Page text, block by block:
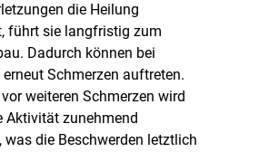
die Heilung
führt sie langfristig zum
Dadurch können bei
erneut Schmerzen auftreten.
weiteren Schmerzen wird
Aktivität zunehmend
was die Beschwerden letztlich